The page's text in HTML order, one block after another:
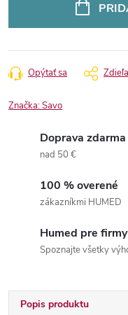
Opýtať sa
Značka:Savo
Doprava zdarma
nad 50 €
100 % overené
zákazníkmi HUMED
Humed pre firmy
Spoznajte všetky
Popis produktu